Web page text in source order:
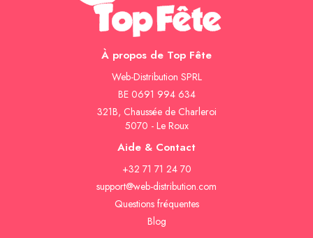
À propos de Top Fête
Web-Distribution SPRL
BE 0691 994 634
321B, Chaussée de Charleroi
5070 - Le Roux
Aide & Contact
+32 71 71 24 70
support@web-distribution.com
Questions fréquentes
Blog